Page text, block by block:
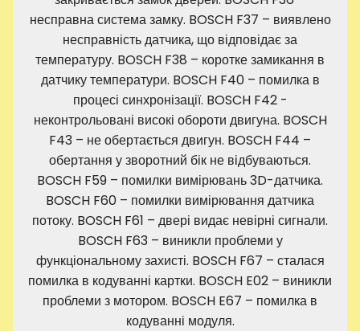
несправна система замку. BOSCH F37 – виявлено
несправність датчика, що відповідає за
температуру. BOSCH F38 – коротке замикання в
датчику температури. BOSCH F40 – помилка в
процесі синхронізації. BOSCH F42 -
неконтрольовані високі обороти двигуна. BOSCH
F43 – не обертається двигун. BOSCH F44 –
обертання у зворотний бік не відбуваються.
BOSCH F59 – помилки вимірювань 3D-датчика.
BOSCH F60 – помилки вимірювання датчика
потоку. BOSCH F61 – двері видає невірні сигнали.
BOSCH F63 – виникли проблеми у
функціональному захисті. BOSCH F67 – сталася
помилка в кодуванні картки. BOSCH E02 – виникли
проблеми з мотором. BOSCH E67 – помилка в
кодуванні модуля.